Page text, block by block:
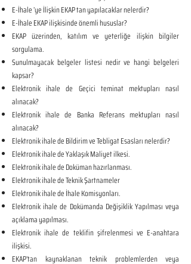
E-İhale ’ye İlişkin EKAP tan yapılacaklar nelerdir?
E-İhale EKAP ilişkisinde önemli hususlar?
EKAP üzerinden, katılım ve yeterliğe ilişkin bilgiler
sorgulama.
Sunulmayacak belgeler listesi nedir ve hangi belgeleri
kapsar?
Elektronik ihale de Geçici teminat mektupları nasıl
alınacak?
Elektronik ihale de Banka Referans mektupları nasıl
alınacak?
Elektronik ihale de Bildirim ve Tebligat Esasları nelerdir?
Elektronik ihale de Yaklaşık Maliyet ilkesi.
Elektronik ihale de Doküman hazırlanması.
Elektronik ihale de Teknik Şartnameler
Elektronik ihale de İhale Komisyonları.
Elektronik ihale de Dokümanda Değişiklik Yapılması veya
açıklama yapılması.
Elektronik ihale de teklifin şifrelenmesi ve E-anahtara
ilişkisi.
EKAP’tan kaynaklanan teknik problemlerden veya